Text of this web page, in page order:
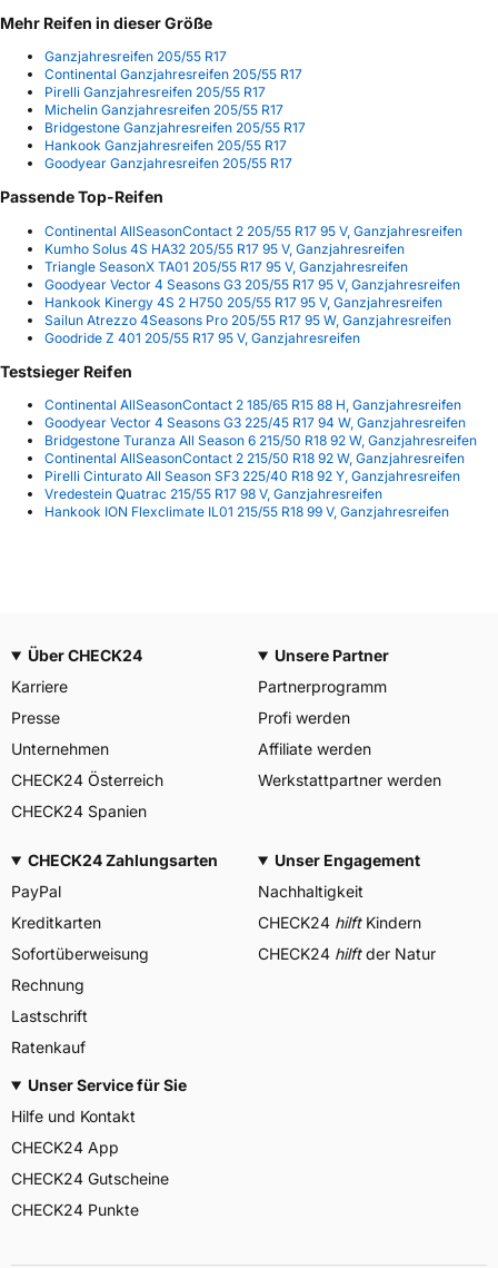
Mehr Reifen in dieser Größe
Ganzjahresreifen 205/55 R17
Continental Ganzjahresreifen 205/55 R17
Pirelli Ganzjahresreifen 205/55 R17
Michelin Ganzjahresreifen 205/55 R17
Bridgestone Ganzjahresreifen 205/55 R17
Hankook Ganzjahresreifen 205/55 R17
Goodyear Ganzjahresreifen 205/55 R17
Passende Top-Reifen
Continental AllSeasonContact 2 205/55 R17 95 V, Ganzjahresreifen
Kumho Solus 4S HA32 205/55 R17 95 V, Ganzjahresreifen
Triangle SeasonX TA01 205/55 R17 95 V, Ganzjahresreifen
Goodyear Vector 4 Seasons G3 205/55 R17 95 V, Ganzjahresreifen
Hankook Kinergy 4S 2 H750 205/55 R17 95 V, Ganzjahresreifen
Sailun Atrezzo 4Seasons Pro 205/55 R17 95 W, Ganzjahresreifen
Goodride Z 401 205/55 R17 95 V, Ganzjahresreifen
Testsieger Reifen
Continental AllSeasonContact 2 185/65 R15 88 H, Ganzjahresreifen
Goodyear Vector 4 Seasons G3 225/45 R17 94 W, Ganzjahresreifen
Bridgestone Turanza All Season 6 215/50 R18 92 W, Ganzjahresreifen
Continental AllSeasonContact 2 215/50 R18 92 W, Ganzjahresreifen
Pirelli Cinturato All Season SF3 225/40 R18 92 Y, Ganzjahresreifen
Vredestein Quatrac 215/55 R17 98 V, Ganzjahresreifen
Hankook ION Flexclimate IL01 215/55 R18 99 V, Ganzjahresreifen
Über CHECK24
Karriere
Presse
Unternehmen
CHECK24 Österreich
CHECK24 Spanien
Unsere Partner
Partnerprogramm
Profi werden
Affiliate werden
Werkstattpartner werden
CHECK24 Zahlungsarten
PayPal
Kreditkarten
Sofortüberweisung
Rechnung
Lastschrift
Ratenkauf
Unser Engagement
Nachhaltigkeit
CHECK24 hilftKindern
CHECK24 hilftder Natur
Unser Service für Sie
Hilfe und Kontakt
CHECK24 App
CHECK24 Gutscheine
CHECK24 Punkte